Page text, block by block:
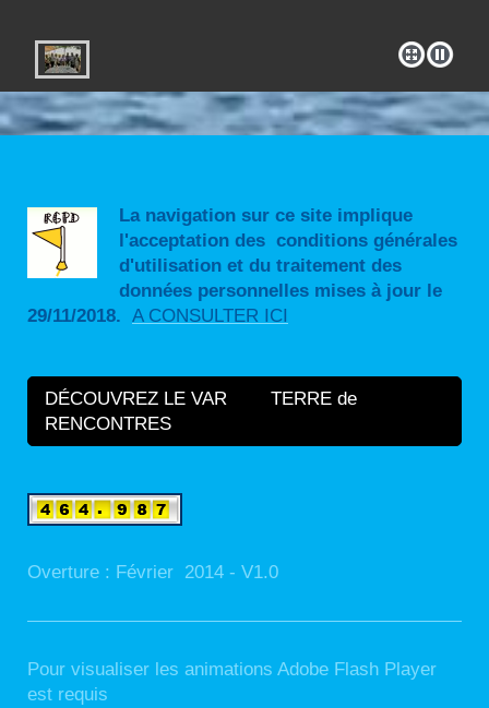
La navigation sur ce site implique
l'acceptation des conditions générales
d'utilisation et du traitement des
données personnelles mises à jour le
29/11/2018. A CONSULTER ICI
DÉCOUVREZ LE VAR TERRE de
RENCONTRES
Overture : Février 2014 - V1.0
Pour visualiser les animations Adobe Flash Player
est requis